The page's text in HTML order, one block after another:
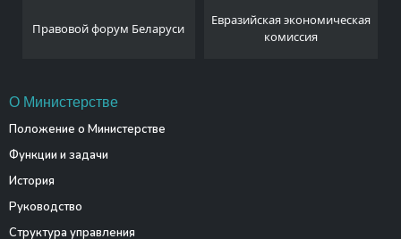
комиссия
статистический комитет
Республики Беларусь
О Министерстве
Положение о Министерстве
Функции и задачи
История
Руководство
Структура управления